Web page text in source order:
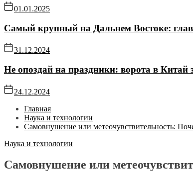
01.01.2025
Самый крупный на Дальнем Востоке:
31.12.2024
Не опоздай на праздники: ворота в
24.12.2024
Главная
Наука и технологии
Самовнушение или метеочувствительность:
Наука и технологии
Самовнушение или